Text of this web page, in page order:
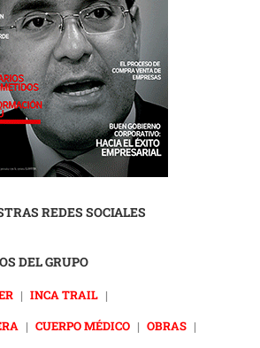
REDES SOCIALES
DEL GRUPO
| INCA TRAIL |
| CUERPO MÉDICO | OBRAS |